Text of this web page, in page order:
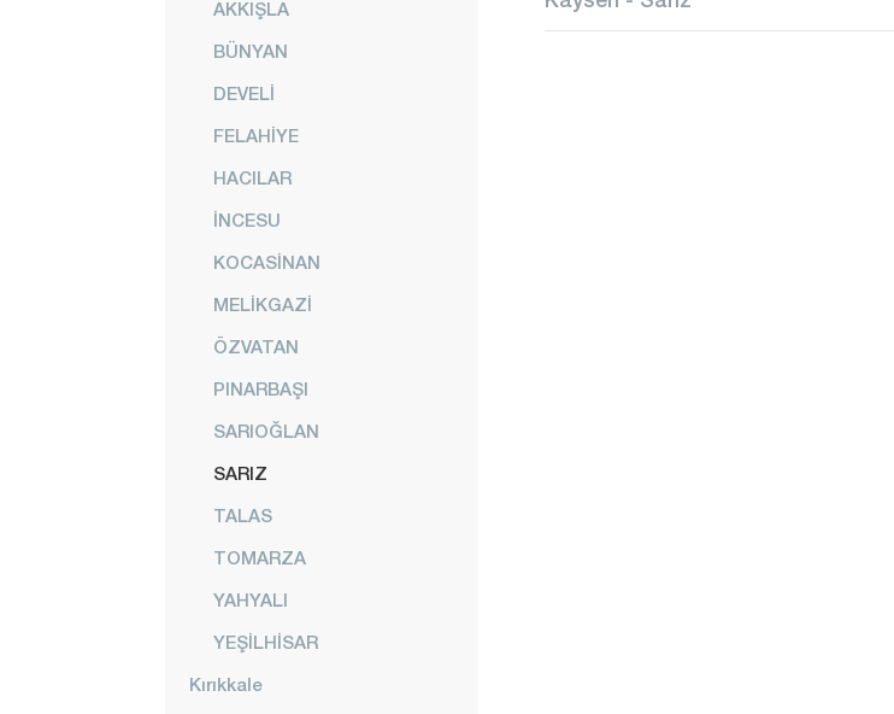
AKKIŞLA
BÜNYAN
DEVELİ
FELAHİYE
HACILAR
İNCESU
KOCASİNAN
MELİKGAZİ
ÖZVATAN
PINARBAŞI
SARIOĞLAN
SARIZ
TALAS
TOMARZA
YAHYALI
YEŞİLHİSAR
Kırıkkale